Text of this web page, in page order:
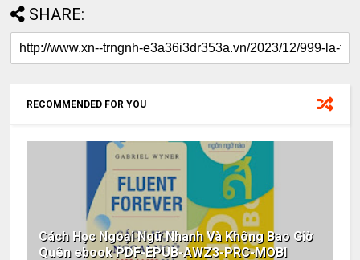
SHARE:
RECOMMENDED FOR YOU
Cách Học Ngoại Ngữ Nhanh Và Không Bao Giờ
Quên ebook PDF-EPUB-AWZ3-PRC-MOBI